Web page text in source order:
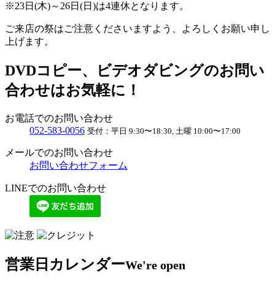
※23日(木)～26日(日)は4連休となります。
ご来店の祭はご注意くださいますよう、よろしくお願い申し
上げます。
DVDコピー、ビデオダビングのお問い
合わせはお気軽に！
お電話でのお問い合わせ
052-583-0056 受付： 平日 9:30〜18:30, 土曜 10:00〜17:00
メールでのお問い合わせ
お問い合わせフォーム
LINEでのお問い合わせ
営業日カレンダーWe're open